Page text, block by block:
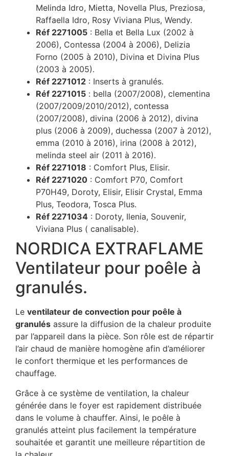
Melinda Idro, Mietta, Novella Plus, Preziosa,
Raffaella Idro, Rosy Viviana Plus, Wendy.
Réf 2271005 : Bella et Bella Lux (2002 à
2006), Contessa (2004 à 2006), Delizia
Forno (2005 à 2010), Divina et Divina Plus
(2003 à 2005).
Réf 2271012 : Inserts à granulés.
Réf 2271015 : bella (2007/2008), clementina
(2007/2009/2010/2012), contessa
(2007/2008), divina (2006 à 2012), divina
plus (2006 à 2009), duchessa (2007 à 2012),
emma (2010 à 2016), irina (2008 à 2012),
melinda steel air (2011 à 2016).
Réf 2271018 : Comfort Plus, Elisir.
Réf 2271020 : Comfort P70, Comfort
P70H49, Doroty, Elisir, Elisir Crystal, Emma
Plus, Teodora, Tosca Plus.
Réf 2271034 : Doroty, Ilenia, Souvenir,
Viviana Plus ( canalisable).
NORDICA EXTRAFLAME
Ventilateur pour poêle à
granulés.
Le ventilateur de convection pour poêle à
granulés assure la diffusion de la chaleur produite
par l’appareil dans la pièce. Son rôle est de répartir
l’air chaud de manière homogène afin d’améliorer
le confort thermique et les performances de
chauffage.
Grâce à ce système de ventilation, la chaleur
générée dans le foyer est rapidement distribuée
dans le volume à chauffer. Ainsi, le poêle à
granulés atteint plus facilement la température
souhaitée et garantit une meilleure répartition de